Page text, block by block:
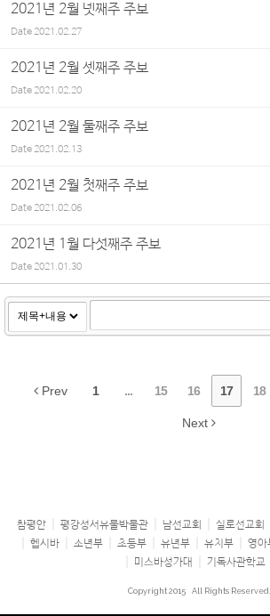
2021년 2월 넷째주 주보
Date2021.02.27
2021년 2월 셋째주 주보
Date2021.02.20
2021년 2월 둘째주 주보
Date2021.02.13
2021년 2월 첫째주 주보
Date2021.02.06
2021년 1월 다섯째주 주보
Date2021.01.30
Prev 1 ... 15 16 17 18
Next
참평안 평강성서유물박물관 남선교회 실로선교회
헵시바
소년부 초등부 유년부 유치부 영아
미스바성가대
기독사관학교
Copyright 2015 All Rights Reserved.